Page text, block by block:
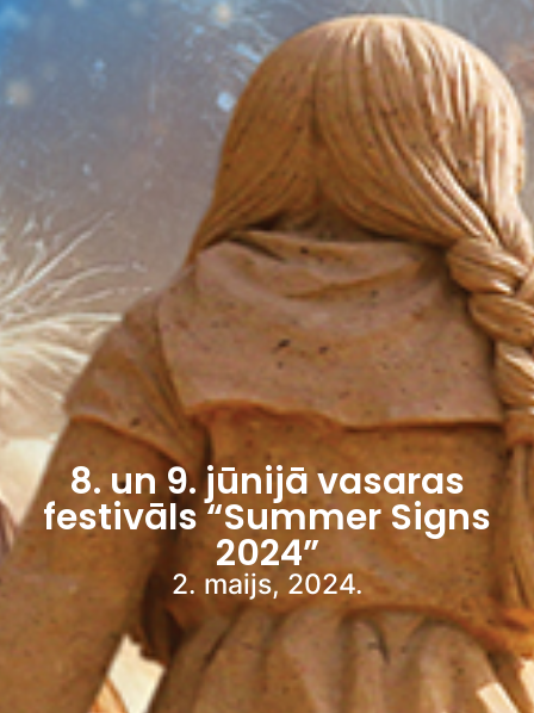
8. un 9. jūnijā vasaras
festivāls “Summer Signs
2024”
2. maijs, 2024.